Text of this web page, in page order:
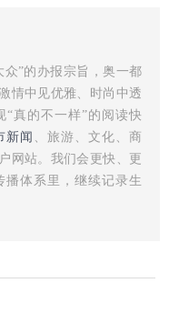
”的办报宗旨，奥一都
情中见优雅、时尚中透
真的不一样”的阅读快
新闻
、旅游、文化、商
网站。我们会更快、更
播体系里，继续记录生